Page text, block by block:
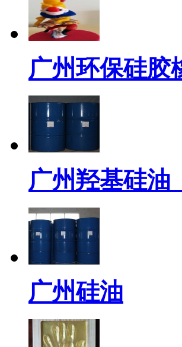
广州环保硅胶
广州羟基硅油
广州硅油